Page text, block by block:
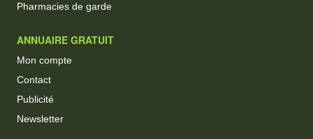
Pharmacies de garde
ANNUAIRE GRATUIT
Mon compte
Contact
Publicité
Newsletter